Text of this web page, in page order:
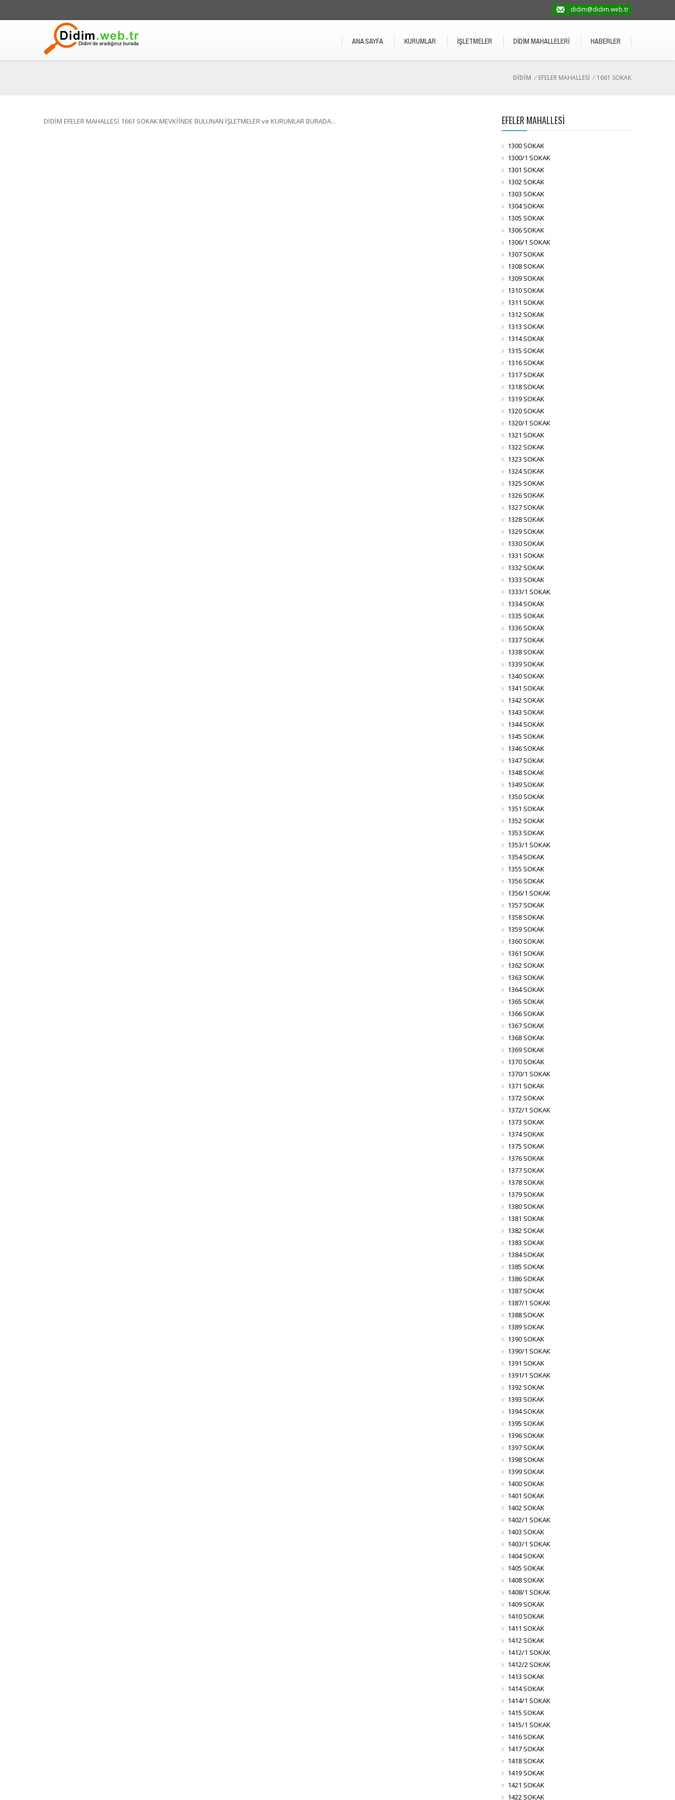
didim@didim.web.tr
ANA SAYFA KURUMLAR İŞLETMELER DİDİM MAHALLELERİ HABERLER
DİDİM / EFELER MAHALLESİ / 1661 SOKAK
DİDİM EFELER MAHALLESİ 1661 SOKAK MEVKİİNDE BULUNAN İŞLETMELER ve KURUMLAR BURADA... EFELER MAHALLESİ
1300 SOKAK
1300/1 SOKAK
1301 SOKAK
1302 SOKAK
1303 SOKAK
1304 SOKAK
1305 SOKAK
1306 SOKAK
1306/1 SOKAK
1307 SOKAK
1308 SOKAK
1309 SOKAK
1310 SOKAK
1311 SOKAK
1312 SOKAK
1313 SOKAK
1314 SOKAK
1315 SOKAK
1316 SOKAK
1317 SOKAK
1318 SOKAK
1319 SOKAK
1320 SOKAK
1320/1 SOKAK
1321 SOKAK
1322 SOKAK
1323 SOKAK
1324 SOKAK
1325 SOKAK
1326 SOKAK
1327 SOKAK
1328 SOKAK
1329 SOKAK
1330 SOKAK
1331 SOKAK
1332 SOKAK
1333 SOKAK
1333/1 SOKAK
1334 SOKAK
1335 SOKAK
1336 SOKAK
1337 SOKAK
1338 SOKAK
1339 SOKAK
1340 SOKAK
1341 SOKAK
1342 SOKAK
1343 SOKAK
1344 SOKAK
1345 SOKAK
1346 SOKAK
1347 SOKAK
1348 SOKAK
1349 SOKAK
1350 SOKAK
1351 SOKAK
1352 SOKAK
1353 SOKAK
1353/1 SOKAK
1354 SOKAK
1355 SOKAK
1356 SOKAK
1356/1 SOKAK
1357 SOKAK
1358 SOKAK
1359 SOKAK
1360 SOKAK
1361 SOKAK
1362 SOKAK
1363 SOKAK
1364 SOKAK
1365 SOKAK
1366 SOKAK
1367 SOKAK
1368 SOKAK
1369 SOKAK
1370 SOKAK
1370/1 SOKAK
1371 SOKAK
1372 SOKAK
1372/1 SOKAK
1373 SOKAK
1374 SOKAK
1375 SOKAK
1376 SOKAK
1377 SOKAK
1378 SOKAK
1379 SOKAK
1380 SOKAK
1381 SOKAK
1382 SOKAK
1383 SOKAK
1384 SOKAK
1385 SOKAK
1386 SOKAK
1387 SOKAK
1387/1 SOKAK
1388 SOKAK
1389 SOKAK
1390 SOKAK
1390/1 SOKAK
1391 SOKAK
1391/1 SOKAK
1392 SOKAK
1393 SOKAK
1394 SOKAK
1395 SOKAK
1396 SOKAK
1397 SOKAK
1398 SOKAK
1399 SOKAK
1400 SOKAK
1401 SOKAK
1402 SOKAK
1402/1 SOKAK
1403 SOKAK
1403/1 SOKAK
1404 SOKAK
1405 SOKAK
1408 SOKAK
1408/1 SOKAK
1409 SOKAK
1410 SOKAK
1411 SOKAK
1412 SOKAK
1412/1 SOKAK
1412/2 SOKAK
1413 SOKAK
1414 SOKAK
1414/1 SOKAK
1415 SOKAK
1415/1 SOKAK
1416 SOKAK
1417 SOKAK
1418 SOKAK
1419 SOKAK
1421 SOKAK
1422 SOKAK